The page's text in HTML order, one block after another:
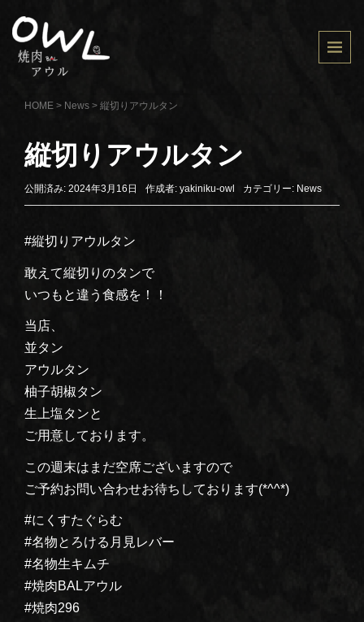
HOME > News > 縦切りアウルタン
縦切りアウルタン
公開済み: 2024年3月16日 作成者: yakiniku-owl カテゴリー: News
#縦切りアウルタン
敢えて縦切りのタンで
いつもと違う食感を！！
当店、
並タン
アウルタン
柚子胡椒タン
生上塩タンと
ご用意しております。
この週末はまだ空席ございますので
ご予約お問い合わせお待ちしております(*^^*)
#にくすたぐらむ
#名物とろける月見レバー
#名物生キムチ
#焼肉BALアウル
#焼肉296